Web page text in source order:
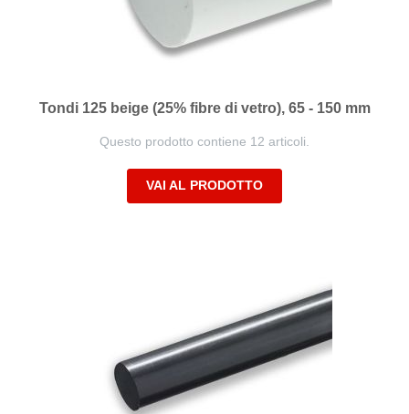
Tondi 125 beige (25% fibre di vetro), 65 - 150 mm
Questo prodotto contiene 12 articoli.
VAI AL PRODOTTO